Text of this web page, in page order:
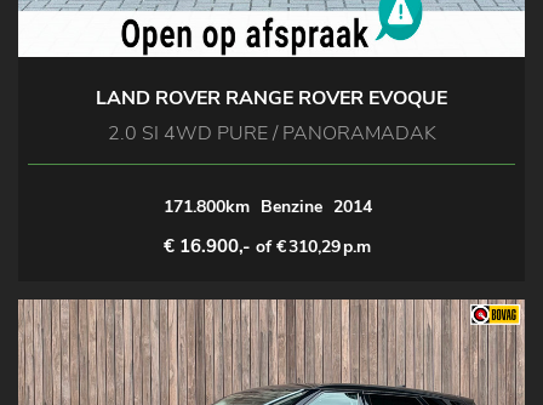
LAND ROVER RANGE ROVER EVOQUE
2.0 SI 4WD PURE / PANORAMADAK
171.800km Benzine 2014
€ 16.900,- of €310,29p.m